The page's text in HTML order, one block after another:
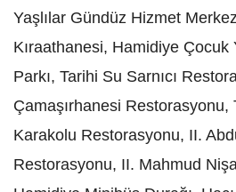
Yaşlılar Gündüz Hizmet
Kıraathanesi, Hamidiye Çocuk
Parkı, Tarihi Su Sarnıcı
Çamaşırhanesi Restorasyonu,
Karakolu Restorasyonu, II.
Restorasyonu, II. Mahmud